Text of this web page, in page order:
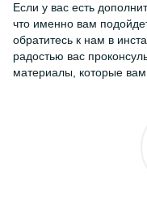
Если у вас есть
что именно вам
обратитесь к нам в
радостью вас
материалы, которые